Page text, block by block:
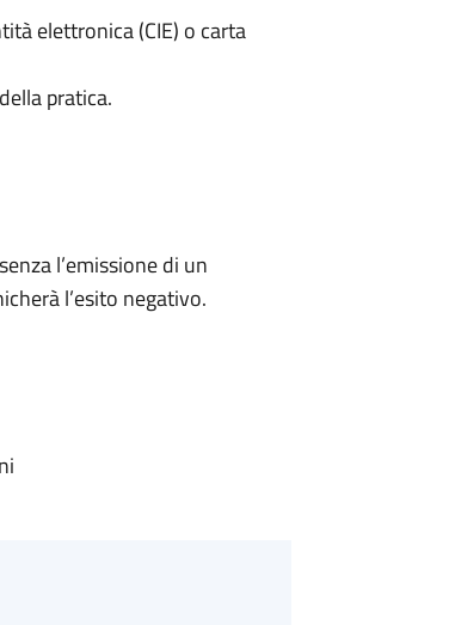
elettronica (CIE) o carta
pratica.
l’emissione di un
l’esito negativo.